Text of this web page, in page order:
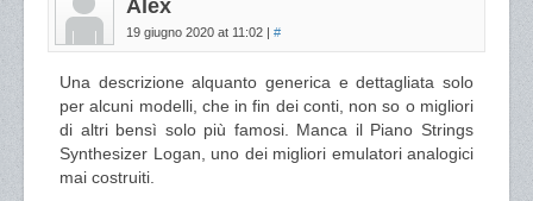
Alex
19 giugno 2020 at 11:02 | #
Una descrizione alquanto generica e dettagliata solo
per alcuni modelli, che in fin dei conti, non so o migliori
di altri bensì solo più famosi. Manca il Piano Strings
Synthesizer Logan, uno dei migliori emulatori analogici
mai costruiti.